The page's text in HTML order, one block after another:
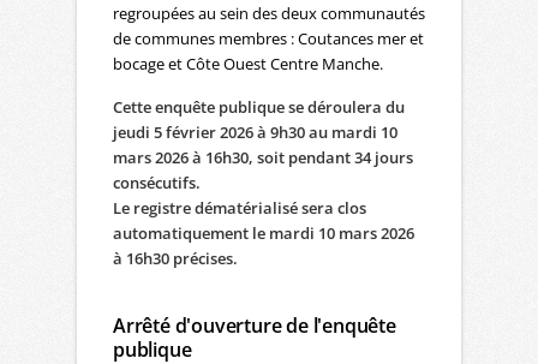
regroupées au sein des deux communautés
de communes membres : Coutances mer et
bocage et Côte Ouest Centre Manche.
Cette enquête publique se déroulera du
jeudi 5 février 2026 à 9h30 au mardi 10
mars 2026 à 16h30, soit pendant 34 jours
consécutifs.
Le registre dématérialisé sera clos
automatiquement le mardi 10 mars 2026
à 16h30 précises.
Arrêté d'ouverture de l'enquête
publique